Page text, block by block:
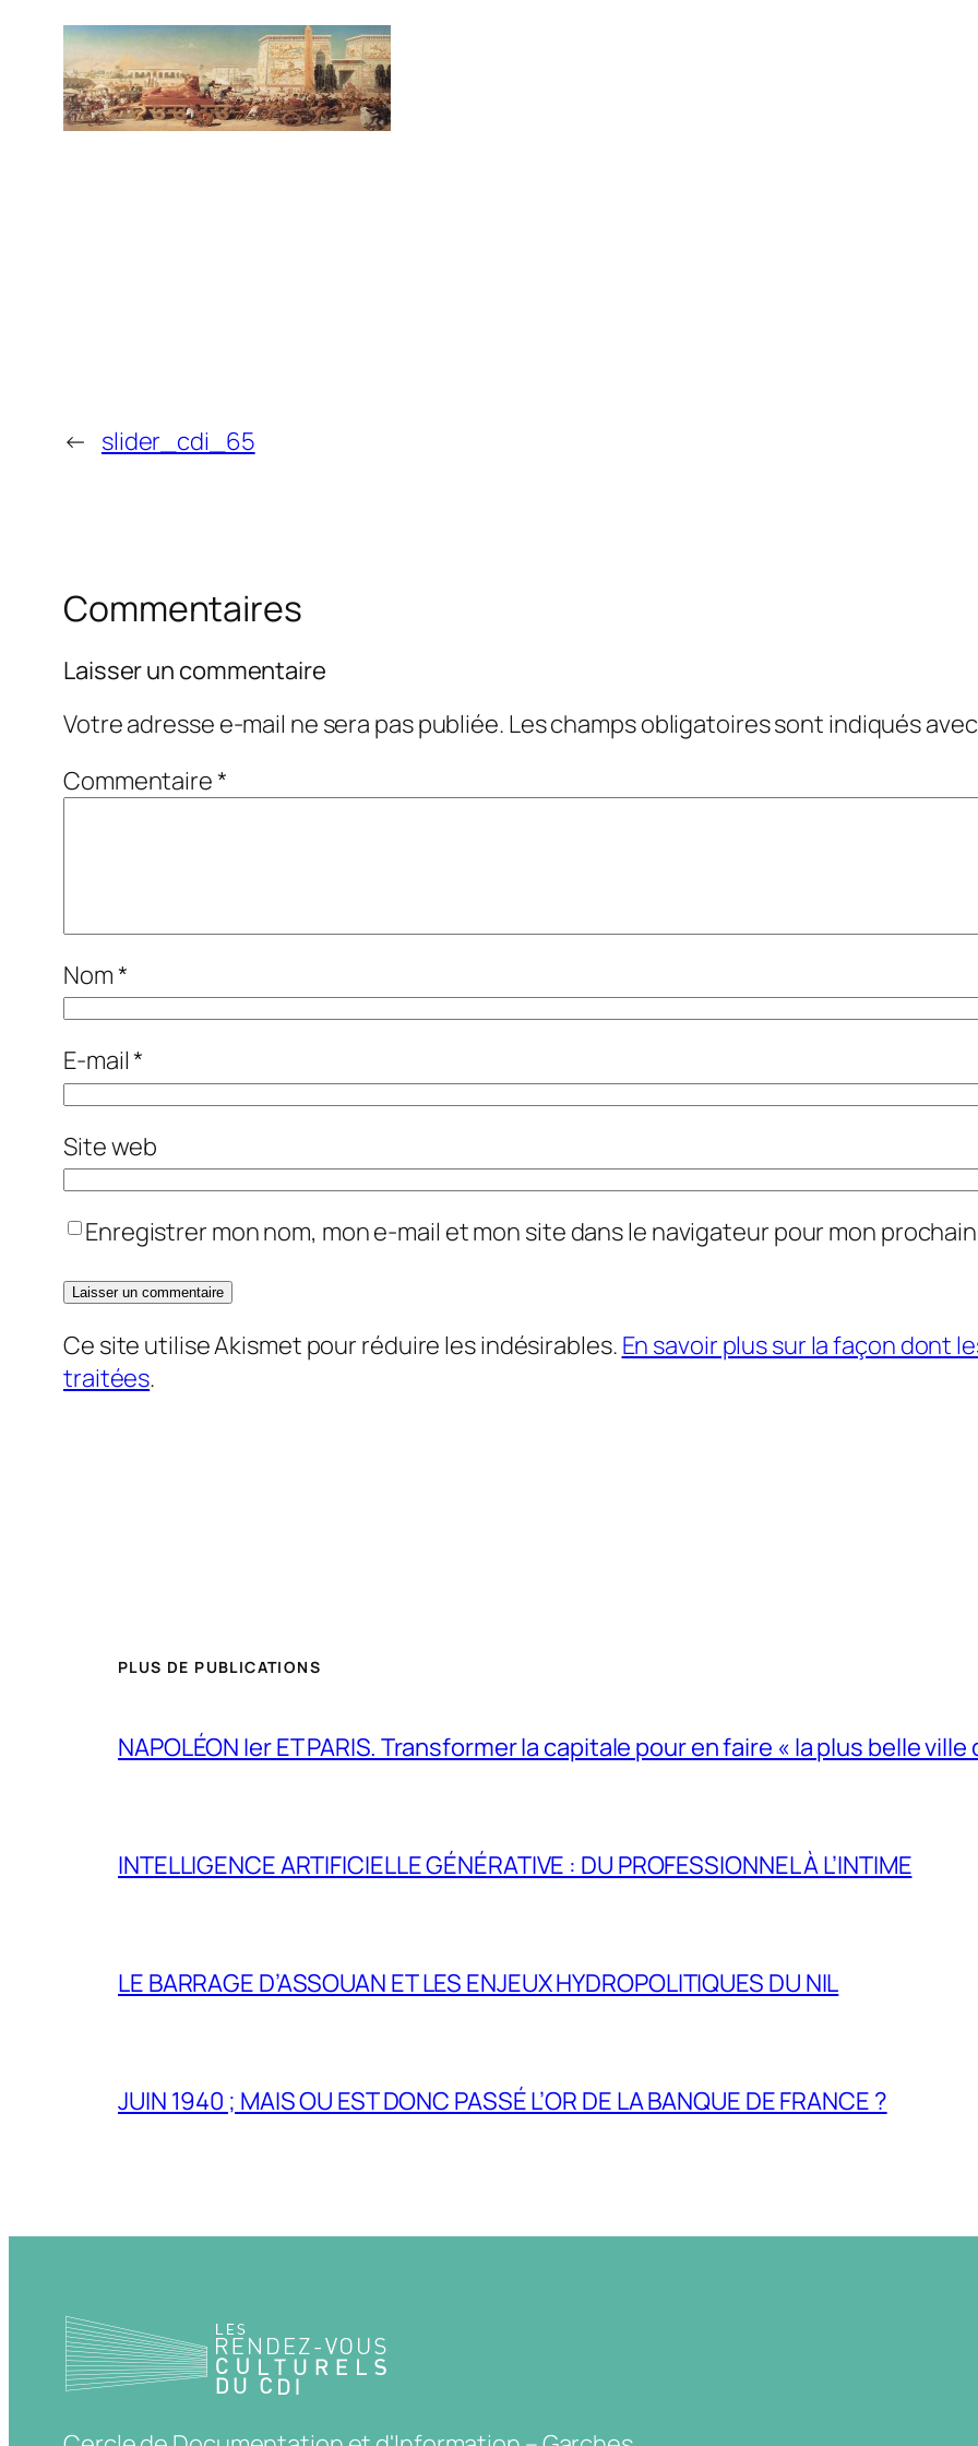
← slider_cdi_65
Commentaires
Laisser un commentaire
Votre adresse e-mail ne sera pas publiée. Les champs obligatoires sont indiqués
Commentaire*
Nom*
E-mail*
Site web
Enregistrer mon nom, mon e-mail et mon site dans le navigateur pour mon
Ce site utilise Akismet pour réduire les indésirables. En savoir plus sur la façon dont
traitées.
PLUS DE PUBLICATIONS
NAPOLÉON Ier ET PARIS. Transformer la capitale pour en faire « la plus belle
INTELLIGENCE ARTIFICIELLE GÉNÉRATIVE : DU PROFESSIONNEL À L’INTIME
LE BARRAGE D’ASSOUAN ET LES ENJEUX HYDROPOLITIQUES DU NIL
JUIN 1940 ; MAIS OU EST DONC PASSÉ L’OR DE LA BANQUE DE FRANCE ?